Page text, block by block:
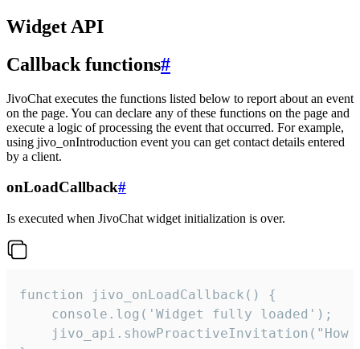
Widget API
Callback functions#
JivoChat executes the functions listed below to report about an event
on the page. You can declare any of these functions on the page and
execute a logic of processing the event that occurred. For example,
using jivo_onIntroduction event you can get contact details entered
by a client.
onLoadCallback#
Is executed when JivoChat widget initialization is over.
function jivo_onLoadCallback() {
    console.log('Widget fully loaded');
jivo_api.showProactiveInvitation("How